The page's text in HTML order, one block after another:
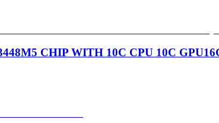
CHIP WITH 10C CPU 10C